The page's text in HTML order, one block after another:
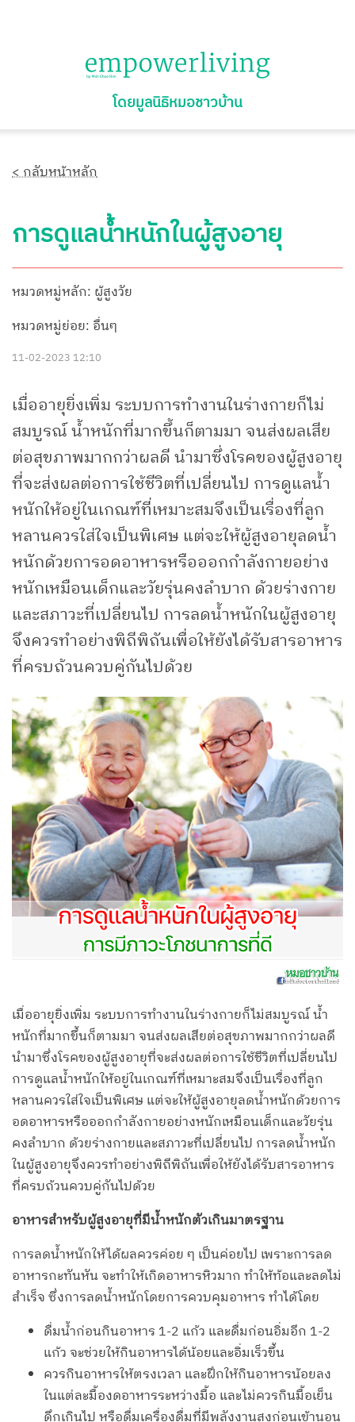
โดยมูลนิธิหมอชาวบ้าน
< กลับหน้าหลัก
การดูแลน้ำหนักในผู้สูงอายุ
หมวดหมู่หลัก: ผู้สูงวัย
หมวดหมู่ย่อย: อื่นๆ
11-02-2023 12:10
เมื่ออายุยิ่งเพิ่ม ระบบการทำงานในร่างกายก็ไม่
สมบูรณ์ น้ำหนักที่มากขึ้นก็ตามมา จนส่งผลเสีย
ต่อสุขภาพมากกว่าผลดี นำมาซึ่งโรคของผู้สูงอายุ
ที่จะส่งผลต่อการใช้ชีวิตที่เปลี่ยนไป การดูแลน้ำ
หนักให้อยู่ในเกณฑ์ที่เหมาะสมจึงเป็นเรื่องที่ลูก
หลานควรใส่ใจเป็นพิเศษ แต่จะให้ผู้สูงอายุลดน้ำ
หนักด้วยการอดอาหารหรือออกกำลังกายอย่าง
หนักเหมือนเด็กและวัยรุ่นคงลำบาก ด้วยร่างกาย
และสภาวะที่เปลี่ยนไป การลดน้ำหนักในผู้สูงอายุ
จึงควรทำอย่างพิถีพิถันเพื่อให้ยังได้รับสารอาหาร
ที่ครบถ้วนควบคู่กันไปด้วย
เมื่ออายุยิ่งเพิ่ม ระบบการทำงานในร่างกายก็ไม่สมบูรณ์ น้ำ
หนักที่มากขึ้นก็ตามมา จนส่งผลเสียต่อสุขภาพมากกว่าผลดี
นำมาซึ่งโรคของผู้สูงอายุที่จะส่งผลต่อการใช้ชีวิตที่เปลี่ยนไป
การดูแลน้ำหนักให้อยู่ในเกณฑ์ที่เหมาะสมจึงเป็นเรื่องที่ลูก
หลานควรใส่ใจเป็นพิเศษ แต่จะให้ผู้สูงอายุลดน้ำหนักด้วยการ
อดอาหารหรือออกกำลังกายอย่างหนักเหมือนเด็กและวัยรุ่น
คงลำบาก ด้วยร่างกายและสภาวะที่เปลี่ยนไป การลดน้ำหนัก
ในผู้สูงอายุจึงควรทำอย่างพิถีพิถันเพื่อให้ยังได้รับสารอาหาร
ที่ครบถ้วนควบคู่กันไปด้วย
อาหารสำหรับผู้สูงอายุที่มีน้ำหนักตัวเกินมาตรฐาน
การลดน้ำหนักให้ได้ผลควรค่อย ๆ เป็นค่อยไป เพราะการลด
อาหารกะทันหัน จะทำให้เกิดอาหารหิวมาก ทำให้ท้อและลดไม่
สำเร็จ ซึ่งการลดน้ำหนักโดยการควบคุมอาหาร ทำได้โดย
ดื่มน้ำก่อนกินอาหาร 1-2 แก้ว และดื่มก่อนอิ่มอีก 1-2
แก้ว จะช่วยให้กินอาหารได้น้อยและอิ่มเร็วขึ้น
ควรกินอาหารให้ตรงเวลา และฝึกให้กินอาหารน้อยลง
ในแต่ละมื้องดอาหารระหว่างมื้อ และไม่ควรกินมื้อเย็น